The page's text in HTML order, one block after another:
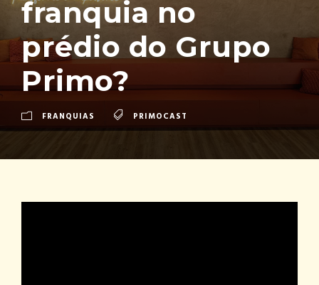
franquia no
prédio do Grupo
Primo?
FRANQUIAS PRIMOCAST